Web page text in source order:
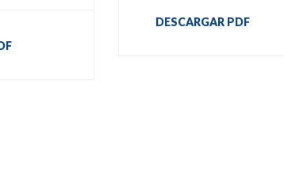
DESCARGAR PDF